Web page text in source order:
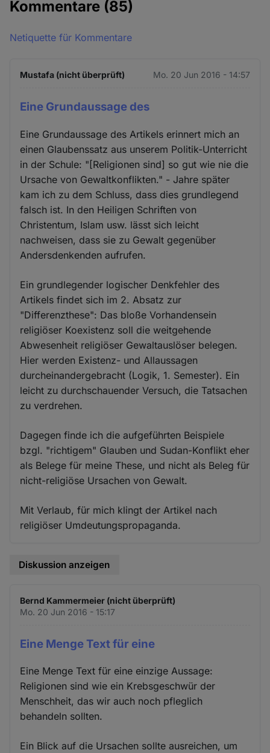
Kommentare (85)
Netiquette für Kommentare
Mustafa (nicht überprüft) Mo. 20 Jun 2016 - 14:57
Eine Grundaussage des
Eine Grundaussage des Artikels erinnert mich an
einen Glaubenssatz aus unserem Politik-Unterricht
in der Schule: "[Religionen sind] so gut wie nie die
Ursache von Gewaltkonflikten." - Jahre später
kam ich zu dem Schluss, dass dies grundlegend
falsch ist. In den Heiligen Schriften von
Christentum, Islam usw. lässt sich leicht
nachweisen, dass sie zu Gewalt gegenüber
Andersdenkenden aufrufen.
Ein grundlegender logischer Denkfehler des
Artikels findet sich im 2. Absatz zur
"Differenzthese": Das bloße Vorhandensein
religiöser Koexistenz soll die weitgehende
Abwesenheit religiöser Gewaltauslöser belegen.
Hier werden Existenz- und Allaussagen
durcheinandergebracht (Logik, 1. Semester). Ein
leicht zu durchschauender Versuch, die Tatsachen
zu verdrehen.
Dagegen finde ich die aufgeführten Beispiele
bzgl. "richtigem" Glauben und Sudan-Konflikt eher
als Belege für meine These, und nicht als Beleg für
nicht-religiöse Ursachen von Gewalt.
Mit Verlaub, für mich klingt der Artikel nach
religiöser Umdeutungspropaganda.
Diskussion anzeigen
Bernd Kammermeier (nicht überprüft)
Mo. 20 Jun 2016 - 15:17
Eine Menge Text für eine
Eine Menge Text für eine einzige Aussage:
Religionen sind wie ein Krebsgeschwür der
Menschheit, das wir auch noch pfleglich
behandeln sollten.
Ein Blick auf die Ursachen sollte ausreichen, um